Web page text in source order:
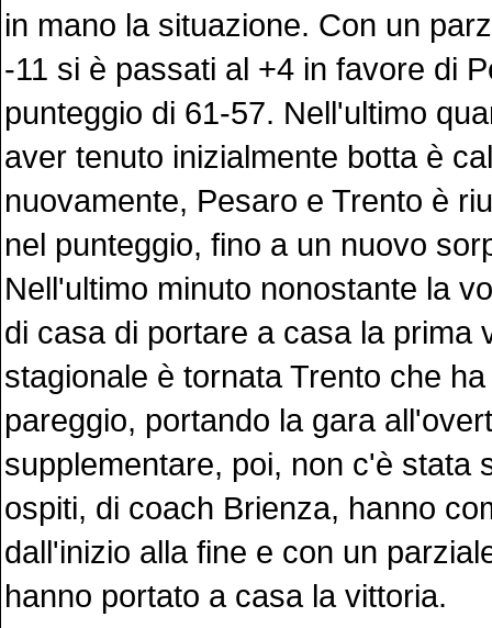
in mano la situazione. Con un
-11 si è passati al +4 in favore di
punteggio di 61-57. Nell'ultimo
aver tenuto inizialmente botta è
nuovamente, Pesaro e Trento è
nel punteggio, fino a un nuovo
Nell'ultimo minuto nonostante la
di casa di portare a casa la prima
stagionale è tornata Trento che
pareggio, portando la gara
supplementare, poi, non c'è stata
ospiti, di coach Brienza, hanno
dall'inizio alla fine e con un
hanno portato a casa la vittoria.